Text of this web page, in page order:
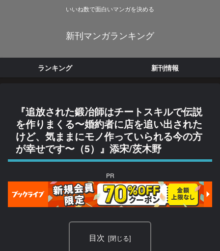
いいね数で面白いマンガを決める
新刊マンガランキング
ランキング 新刊情報
『追放された鍛冶師はチートスキルで伝説
を作りまくる〜婚約者に店を追い出された
けど、気ままにモノ作っていられる今の方
が幸せです〜（5）』添宋/茨木野
PR
目次